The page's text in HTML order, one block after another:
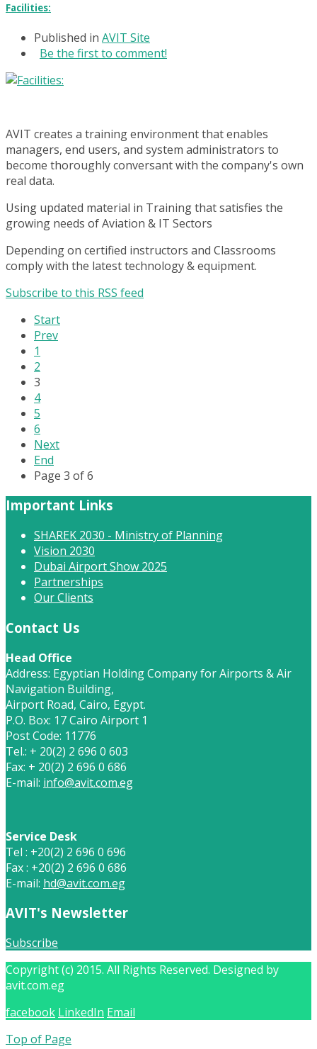
Facilities:
Published in AVIT Site
Be the first to comment!
AVIT creates a training environment that enables
managers, end users, and system administrators to
become thoroughly conversant with the company's own
real data.
Using updated material in Training that satisfies the
growing needs of Aviation & IT Sectors
Depending on certified instructors and Classrooms
comply with the latest technology & equipment.
Subscribe to this RSS feed
Start
Prev
1
2
3
4
5
6
Next
End
Page 3 of 6
Important Links
SHAREK 2030 - Ministry of Planning
Vision 2030
Dubai Airport Show 2025
Partnerships
Our Clients
Contact Us
Head Office
Address: Egyptian Holding Company for Airports & Air
Navigation Building,
Airport Road, Cairo, Egypt.
P.O. Box: 17 Cairo Airport 1
Post Code: 11776
Tel.: + 20(2) 2 696 0 603
Fax: + 20(2) 2 696 0 686
E-mail: info@avit.com.eg
Service Desk
Tel : +20(2) 2 696 0 696
Fax : +20(2) 2 696 0 686
E-mail: hd@avit.com.eg
AVIT's Newsletter
Subscribe
Copyright (c) 2015. All Rights Reserved. Designed by
avit.com.eg
facebook LinkedIn Email
Top of Page